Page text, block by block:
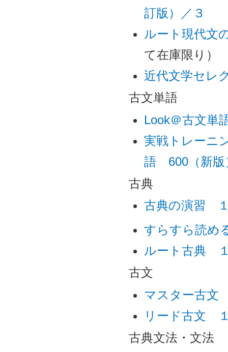
訂版）／３
ルート現代文
て在庫限り）
近代文学セレ
古文単語
Look＠古文単
実戦トレーニ
語 600（新版
古典
古典の演習
すらすら読
ルート古典
古文
マスター古文
リード古文
古典文法・文法